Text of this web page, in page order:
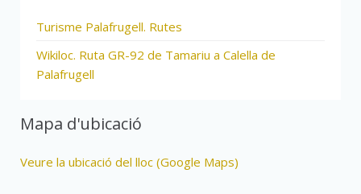
Turisme Palafrugell. Rutes
Wikiloc. Ruta GR-92 de Tamariu a Calella de
Palafrugell
Mapa d'ubicació
Veure la ubicació del lloc (Google Maps)